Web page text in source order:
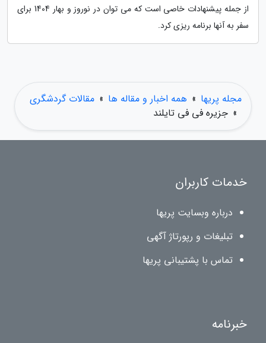
از جمله پیشنهادات خاصی است که می توان در نوروز و بهار 1404 برای
سفر به آنها برنامه ریزی کرد.
مجله پریها » همه اخبار و مقاله ها » مقالات گردشگری
» جزیره فی فی تایلند
خدمات کاربران
درباره وبسایت پریها
تبلیغات و رپورتاژ آگهی
تماس با پشتیبانی پریها
خبرنامه